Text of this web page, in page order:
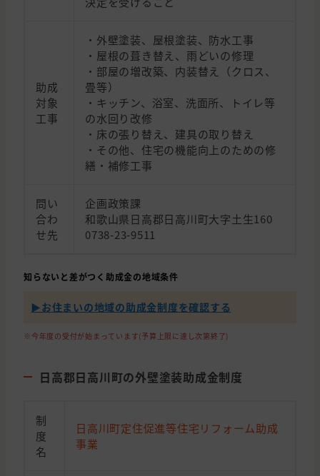
助成
対象
工事
・外壁塗装、屋根塗装、防水工事
・屋根の葺き替え、雨どいの修理
・部屋の増改築、内装替え（クロス、
畳等）
・キッチン、浴室、洗面所、トイレ等
の水回り改修
・床の張り替え、建具の取り替え
・その他、住宅の機能向上のための修
繕・補修工事
問い
合わ
せ先
企画政策課
和歌山県日高郡日高川町大字土生160
0738-23-9511
知らないと差がつく助成金の地域条件
▶︎お住まいの地域の助成金制度を確認する
※今年度の受付が始まっています(予算上限に達し次第終了)
日高郡日高川町の外壁塗装助成金制度
制
度
名
日高川町定住促進等住宅リフォーム助成
事業